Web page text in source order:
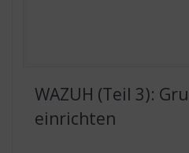
WAZUH (Teil 3):
einrichten